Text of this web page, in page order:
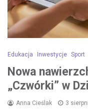
Edukacja Inwestycje Sport
Nowa
„Czwórki” w
Anna Cieślak 3